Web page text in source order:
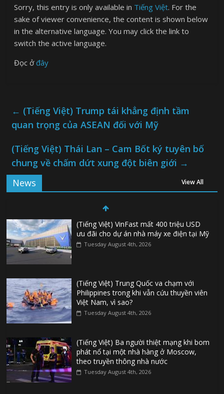
Sorry, this entry is only available in Tiếng Việt. For the
sake of viewer convenience, the content is shown below
in the alternative language. You may click the link to
switch the active language.
Đọc ởđây
← (Tiếng Việt) Trump tái khẳng định tầm
quan trọng của ASEAN đối với Mỹ
(Tiếng Việt) Thái Lan – Cam Bốt ký tuyên bố
chung về chấm dứt xung đột biên giới →
News
View All
(Tiếng Việt) VinFast mất 400 triệu USD
ưu đãi cho dự án nhà máy xe điện tại Mỹ
Tuesday August 4th, 2026
(Tiếng Việt) Trung Quốc va chạm với
Philippines trong khi vẫn cứu thuyền viên
Việt Nam, vì sao?
Tuesday August 4th, 2026
(Tiếng Việt) Ba người thiệt mạng khi bom
phát nổ tại một nhà hàng ở Moscow,
theo truyền thông nhà nước
Tuesday August 4th, 2026